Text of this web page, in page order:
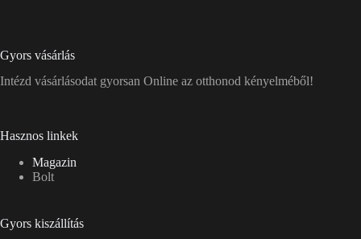
Gyors vásárlás
Intézd vásárlásodat gyorsan Online az otthonod kényelméből!
Hasznos linkek
Magazin
Bolt
Gyors kiszállítás